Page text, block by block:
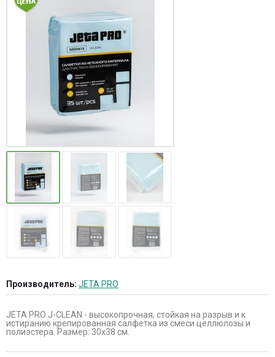
Производитель: JETA PRO
JETA PRO J-CLEAN - высокопрочная, стойкая на разрыв и к
истиранию крепированная салфетка из смеси целлюлозы и
полиэстера. Размер: 30х38 см.